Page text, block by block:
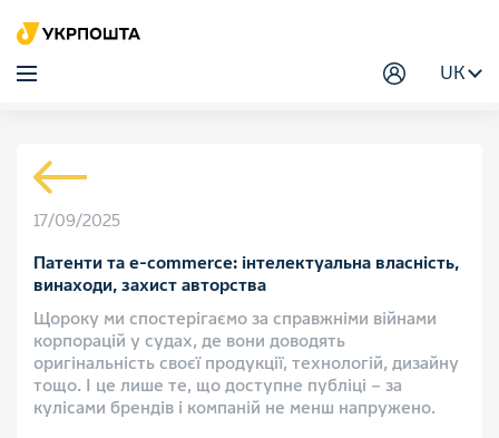
UK
17/09/2025
Патенти та e-commerce: інтелектуальна власність,
винаходи, захист авторства
Щороку ми спостерігаємо за справжніми війнами
корпорацій у судах, де вони доводять
оригінальність своєї продукції, технологій, дизайну
тощо. І це лише те, що доступне публіці – за
кулісами брендів і компаній не менш напружено.